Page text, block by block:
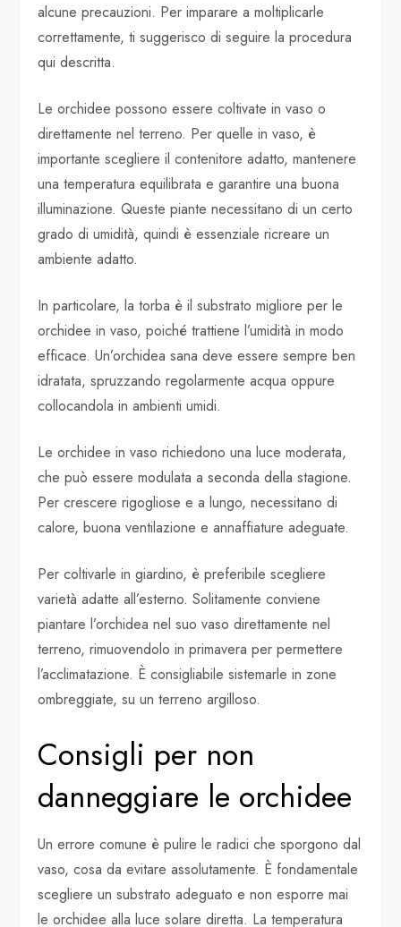
alcune precauzioni. Per imparare a moltiplicarle
correttamente, ti suggerisco di seguire la procedura
qui descritta.
Le orchidee possono essere coltivate in vaso o
direttamente nel terreno. Per quelle in vaso, è
importante scegliere il contenitore adatto, mantenere
una temperatura equilibrata e garantire una buona
illuminazione. Queste piante necessitano di un certo
grado di umidità, quindi è essenziale ricreare un
ambiente adatto.
In particolare, la torba è il substrato migliore per le
orchidee in vaso, poiché trattiene l’umidità in modo
efficace. Un’orchidea sana deve essere sempre ben
idratata, spruzzando regolarmente acqua oppure
collocandola in ambienti umidi.
Le orchidee in vaso richiedono una luce moderata,
che può essere modulata a seconda della stagione.
Per crescere rigogliose e a lungo, necessitano di
calore, buona ventilazione e annaffiature adeguate.
Per coltivarle in giardino, è preferibile scegliere
varietà adatte all’esterno. Solitamente conviene
piantare l’orchidea nel suo vaso direttamente nel
terreno, rimuovendolo in primavera per permettere
l’acclimatazione. È consigliabile sistemarle in zone
ombreggiate, su un terreno argilloso.
Consigli per non
danneggiare le orchidee
Un errore comune è pulire le radici che sporgono dal
vaso, cosa da evitare assolutamente. È fondamentale
scegliere un substrato adeguato e non esporre mai
le orchidee alla luce solare diretta. La temperatura